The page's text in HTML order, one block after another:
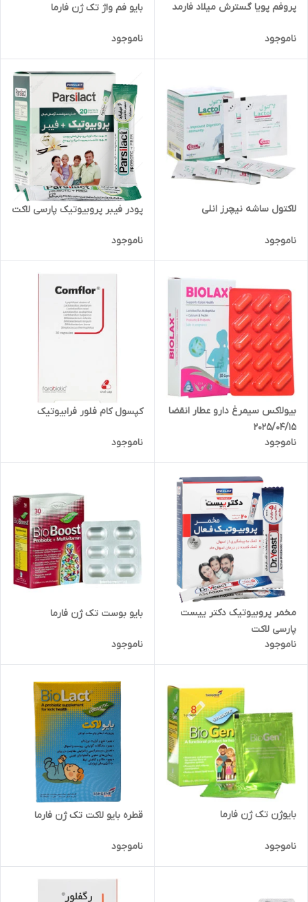
پروفم پویا گسترش میلاد فارمد
ناموجود
بایو فم واژ تک ژن فارما
ناموجود
لاکتول ساشه نیچرز انلی
ناموجود
پودر فیبر پروبیوتیک پارسی لاکت
ناموجود
بیولاکس سیمرغ دارو عطار انقضا
2025/04/15
ناموجود
کپسول کام فلور فرابیوتیک
ناموجود
مخمر پروبیوتیک دکتر ییست
پارسی لاکت
ناموجود
بایو بوست تک ژن فارما
ناموجود
بایوژن تک ژن فارما
ناموجود
قطره بایو لاکت تک ژن فارما
ناموجود